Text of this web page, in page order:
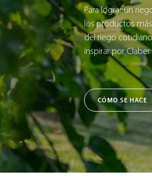
Para lograr un
los productos
del riego
inspirar por Claber.
CÓMO SE HACE